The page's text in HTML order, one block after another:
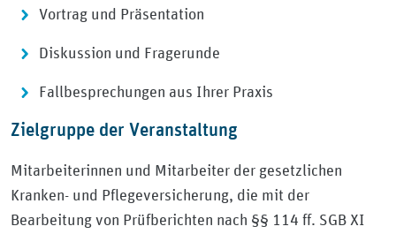
Vortrag und Präsentation
Diskussion und Fragerunde
Fallbesprechungen aus Ihrer Praxis
Zielgruppe der Veranstaltung
Mitarbeiterinnen und Mitarbeiter der gesetzlichen
Kranken- und Pflegeversicherung, die mit der
Bearbeitung von Prüfberichten nach §§ 114 ff. SGB XI